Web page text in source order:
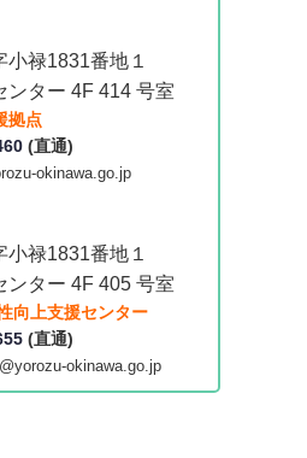
禄1831番地１
ンター 4F 414 号室
拠点
(直通)
okinawa.go.jp
禄1831番地１
ンター 4F 405 号室
向上支援センター
(直通)
okinawa.go.jp